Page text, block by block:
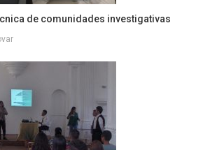
de comunidades investigativas